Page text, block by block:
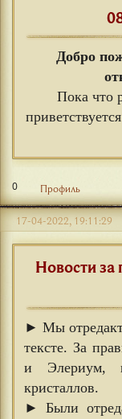
Добро
Пока что
0 Профиль
17-04-2022, 19:11:29
Новости
► Мы
тексте. За
и Элериум,
кристаллов.
► Были